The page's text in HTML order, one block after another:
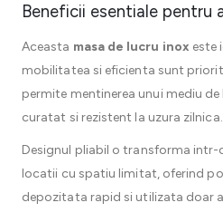
Beneficii esentiale
Aceasta masa de lucru inox este
mobilitatea si eficienta sunt
permite mentinerea unui mediu
curatat si rezistent la uzura zilnica.
Designul pliabil o transforma intr-
locatii cu spatiu limitat, oferind
depozitata rapid si utilizata doar